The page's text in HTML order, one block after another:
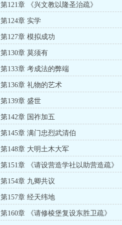
第121章 《兴文教以隆圣治疏》
第124章 实学
第127章 模拟成功
第130章 莫须有
第133章 考成法的弊端
第136章 礼物的艺术
第139章 盛世
第142章 国祚加五
第145章 满门忠烈武清伯
第148章 大明土木大军
第151章 《请设营造学社以助营造疏》
第154章 九卿共议
第157章 经天纬地
第160章 《请修棱堡复设东胜卫疏》